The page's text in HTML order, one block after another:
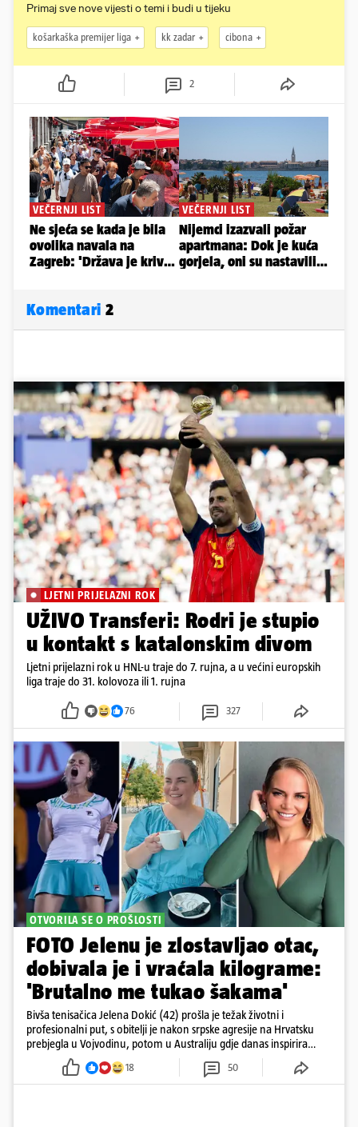
Primaj sve nove vijesti o temi i budi u tijeku
košarkaška premijer liga kk zadar cibona
2
Komentari 2
LJETNI PRIJELAZNI ROK
UŽIVO Transferi: Rodri je stupio
u kontakt s katalonskim divom
Ljetni prijelazni rok u HNL-u traje do 7. rujna, a u većini europskih
liga traje do 31. kolovoza ili 1. rujna
76 327
OTVORILA SE O PROŠLOSTI
FOTO Jelenu je zlostavljao otac,
dobivala je i vraćala kilograme:
'Brutalno me tukao šakama'
Bivša tenisačica Jelena Dokić (42) prošla je težak životni i
profesionalni put, s obitelji je nakon srpske agresije na Hrvatsku
prebjegla u Vojvodinu, potom u Australiju gdje danas inspirira
18 50